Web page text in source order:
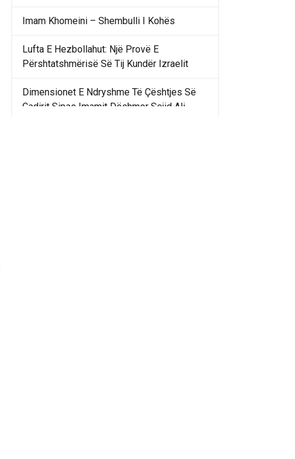
Imam Khomeini – Shembulli I Kohës
Lufta E Hezbollahut: Një Provë E
Përshtatshmërisë Së Tij Kundër Izraelit
Dimensionet E Ndryshme Të Çështjes Së
Gadirit Sipas Imamit Dëshmor Sejid Ali